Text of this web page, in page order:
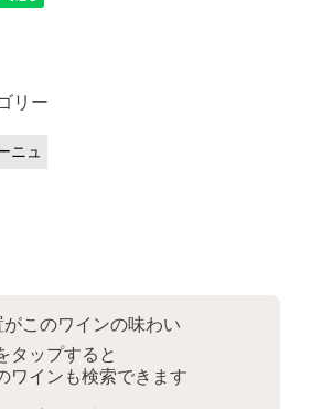
リー
ニュ
このワインの味わい
タップすると
ワインも検索できます